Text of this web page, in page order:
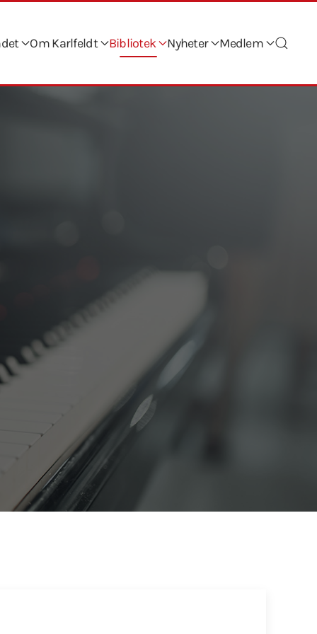
Om Karlfeldt Bibliotek Nyheter Medlem